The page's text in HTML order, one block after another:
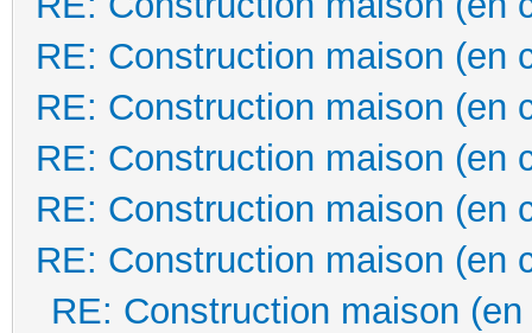
RE: Construction maison (en
RE: Construction maison (en
RE: Construction maison (en
RE: Construction maison (en
RE: Construction maison (en
RE: Construction maison